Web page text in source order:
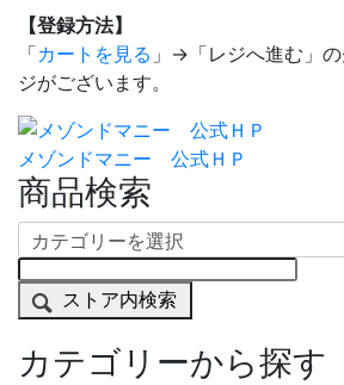
【登録方法】
「カートを見る 」→「レジへ進む」
ジがございます。
メゾンドマニー 公式ＨＰ
商品検索
ストア内検索
カテゴリーから探す